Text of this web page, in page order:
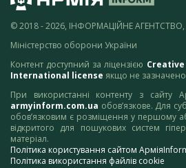
© 2018 - 2026, ІНФОРМАЦІЙНЕ АГЕНТСТВО,
Міністерство оборони України
Контент доступний за ліцензією
International license якщо не
При використанні контенту з сайту
armyinform.com.ua обов’язкове. Для
обов’язковим є розміщення у першому
відкритого для пошукових систем
матеріал.
Політика користування сайтом
Політика використання файлів cookie